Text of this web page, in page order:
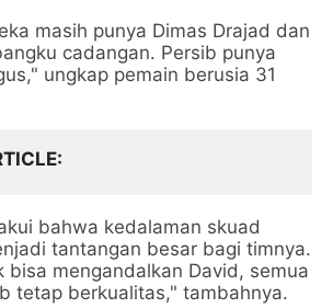
masih punya Dimas Drajad dan
cadangan. Persib punya
ungkap pemain berusia 31
bahwa kedalaman skuad
tantangan besar bagi timnya.
bisa mengandalkan David, semua
tetap berkualitas," tambahnya.